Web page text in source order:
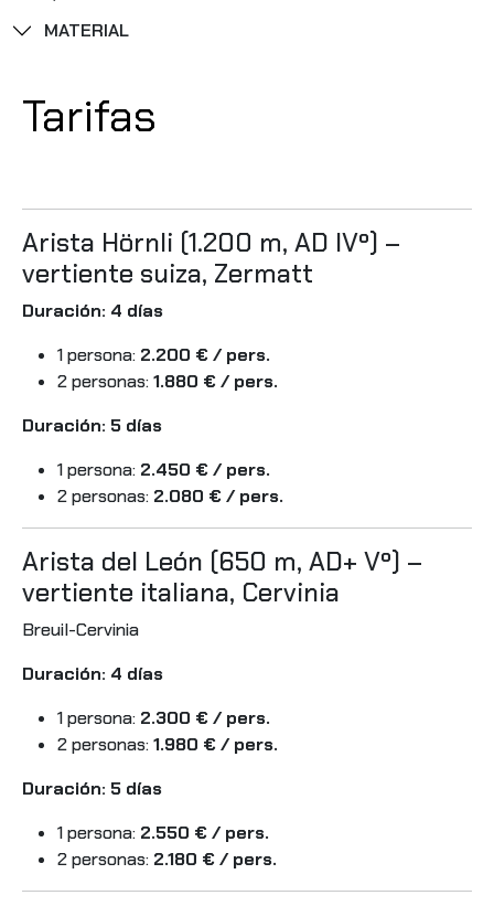
MATERIAL
Tarifas
Arista Hörnli (1.200 m, AD IVº) –
vertiente suiza, Zermatt
Duración: 4 días
1 persona: 2.200 € / pers.
2 personas:1.880 € / pers.
Duración: 5 días
1 persona: 2.450 € / pers.
2 personas: 2.080 € / pers.
Arista del León (650 m, AD+ Vº) –
vertiente italiana, Cervinia
Breuil-Cervinia
Duración: 4 días
1 persona: 2.300 € / pers.
2 personas:1.980 € / pers.
Duración: 5 días
1 persona: 2.550 € / pers.
2 personas: 2.180 € / pers.